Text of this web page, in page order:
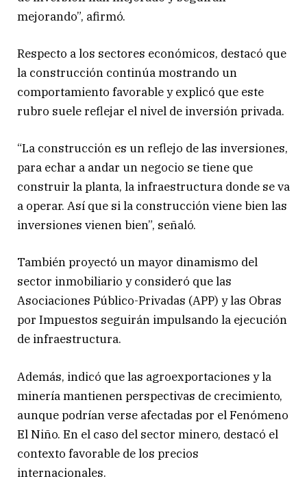
mejorando”, afirmó.
Respecto a los sectores económicos, destacó que
la construcción continúa mostrando un
comportamiento favorable y explicó que este
rubro suele reflejar el nivel de inversión privada.
“La construcción es un reflejo de las inversiones,
para echar a andar un negocio se tiene que
construir la planta, la infraestructura donde se va
a operar. Así que si la construcción viene bien las
inversiones vienen bien”, señaló.
También proyectó un mayor dinamismo del
sector inmobiliario y consideró que las
Asociaciones Público-Privadas (APP) y las Obras
por Impuestos seguirán impulsando la ejecución
de infraestructura.
Además, indicó que las agroexportaciones y la
minería mantienen perspectivas de crecimiento,
aunque podrían verse afectadas por el Fenómeno
El Niño. En el caso del sector minero, destacó el
contexto favorable de los precios
internacionales.